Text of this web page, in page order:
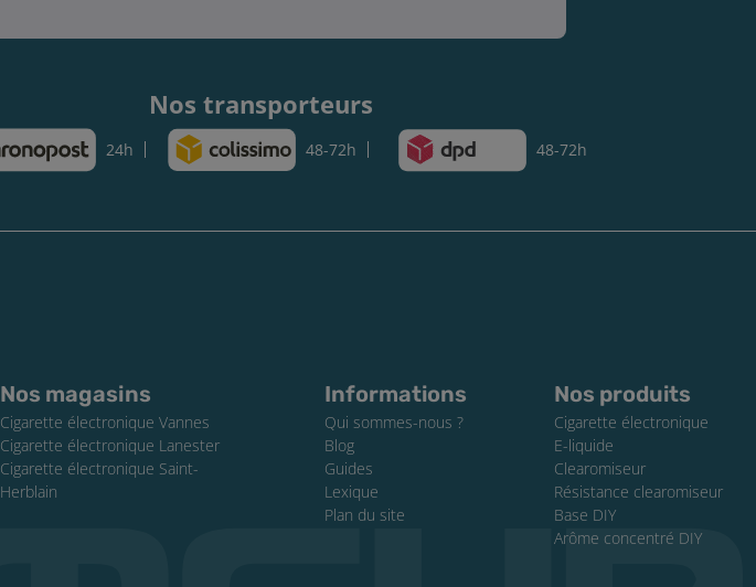
Nos transporteurs
24h 48-72h 48-72h
Nos magasins
Cigarette électronique Vannes
Cigarette électronique Lanester
Cigarette électronique Saint-
Herblain
Informations
Qui sommes-nous ?
Blog
Guides
Lexique
Plan du site
Nos produits
Cigarette électronique
E-liquide
Clearomiseur
Résistance clearomiseur
Base DIY
Arôme concentré DIY